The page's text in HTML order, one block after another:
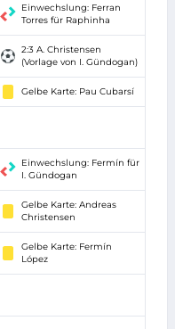
Einwechslung: Ferran
Torres für Raphinha
2:3 A. Christensen
(Vorlage von I. Gündogan)
Gelbe Karte: Pau Cubarsí
Einwechslung: Fermín für
I. Gündogan
Gelbe Karte: Andreas
Christensen
Gelbe Karte: Fermín
López